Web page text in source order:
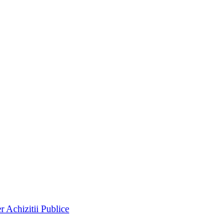
Achizitii Publice